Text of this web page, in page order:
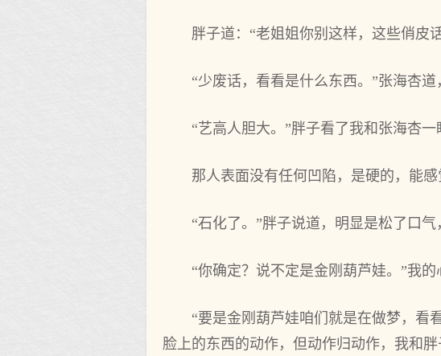
胖子道：“老姐姐你别这样，这些俏皮
“少废话，看看是什么东西。”张海杏
“艺高人胆大。”胖子看了我和张海杏一
那人表面没有任何凹陷，是硬的，能
“石化了。”胖子说道，明显是松了口
“你确定？说不定是金刚葫芦娃。”我
“要是金刚葫芦娃咱们就是在做梦，看
脸上的东西的动作，但动作归动作，我和